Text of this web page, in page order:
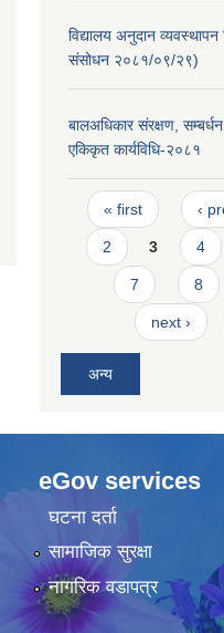
विद्यालय अनुदान व्यवस्थापन
संसोधन २०८१/०९/२९)
बालअधिकार संरक्षण,
एकिकृत कार्यविधि-२०८१
Pages
« first ‹
2 3 4
7 8
next ›
अन्य
eGov services
घटना दर्ता
सामाजिक सुरक्षा
नागरिक वडापत्र